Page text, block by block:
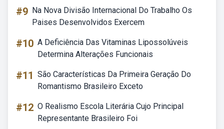
#9 Na Nova Divisão Internacional Do Trabalho Os
Paises Desenvolvidos Exercem
#10 A Deficiência Das Vitaminas Lipossolúveis
Determina Alterações Funcionais
#11 São Características Da Primeira Geração Do
Romantismo Brasileiro Exceto
#12 O Realismo Escola Literária Cujo Principal
Representante Brasileiro Foi